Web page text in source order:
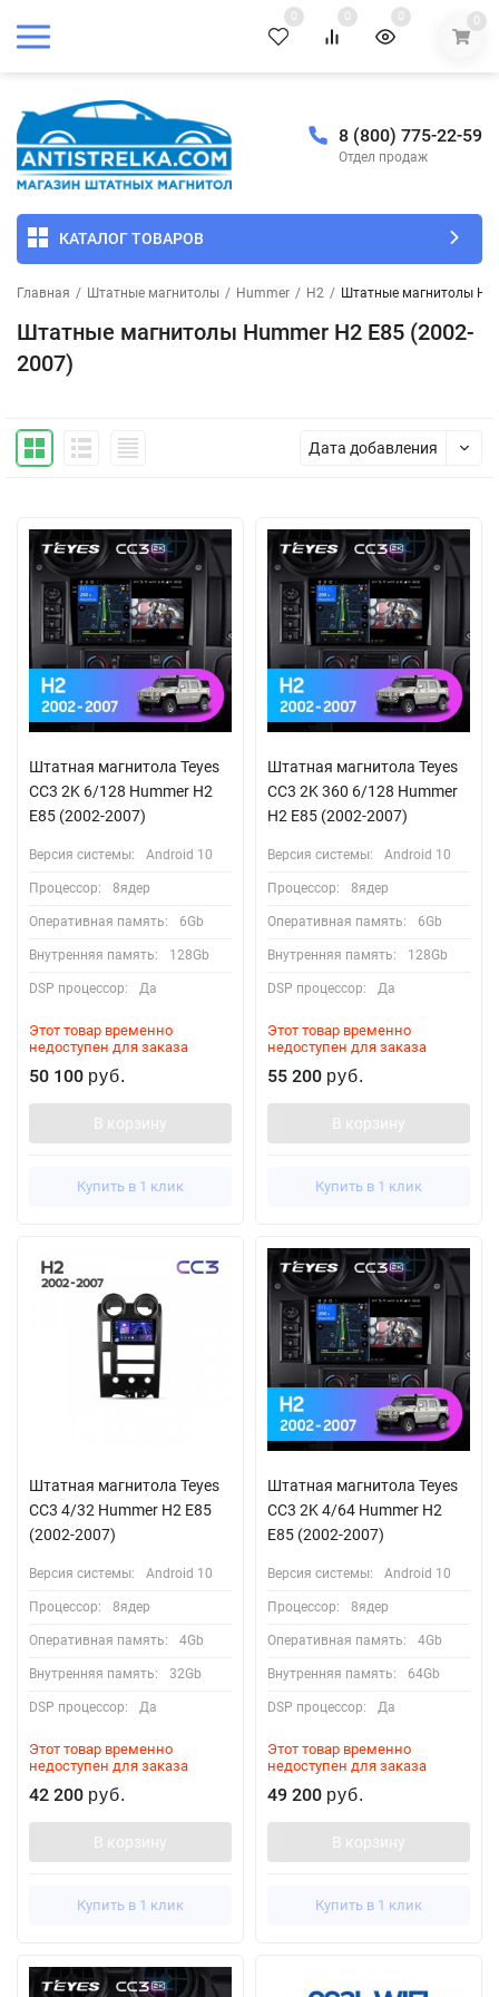
0 0 0 0
8 (800) 775-22-59
Отдел продаж
КАТАЛОГ ТОВАРОВ
Главная / Штатные магнитолы / Hummer / H2 / Штатные магнитолы
Штатные магнитолы Hummer H2 E85 (2002-
2007)
Дата добавления
Штатная магнитола Teyes
CC3 2K 6/128 Hummer H2
E85 (2002-2007)
Версия системы: Android 10
Процессор: 8ядер
Оперативная память: 6Gb
Внутренняя память: 128Gb
DSP процессор: Да
Этот товар временно
недоступен для заказа
50 100 руб.
В корзину
Купить в 1 клик
Штатная магнитола Teyes
CC3 2K 360 6/128 Hummer
H2 E85 (2002-2007)
Версия системы: Android 10
Процессор: 8ядер
Оперативная память: 6Gb
Внутренняя память: 128Gb
DSP процессор: Да
Этот товар временно
недоступен для заказа
55 200 руб.
В корзину
Купить в 1 клик
Штатная магнитола Teyes
CC3 4/32 Hummer H2 E85
(2002-2007)
Версия системы: Android 10
Процессор: 8ядер
Оперативная память: 4Gb
Внутренняя память: 32Gb
DSP процессор: Да
Этот товар временно
недоступен для заказа
42 200 руб.
В корзину
Купить в 1 клик
Штатная магнитола Teyes
CC3 2K 4/64 Hummer H2
E85 (2002-2007)
Версия системы: Android 10
Процессор: 8ядер
Оперативная память: 4Gb
Внутренняя память: 64Gb
DSP процессор: Да
Этот товар временно
недоступен для заказа
49 200 руб.
В корзину
Купить в 1 клик